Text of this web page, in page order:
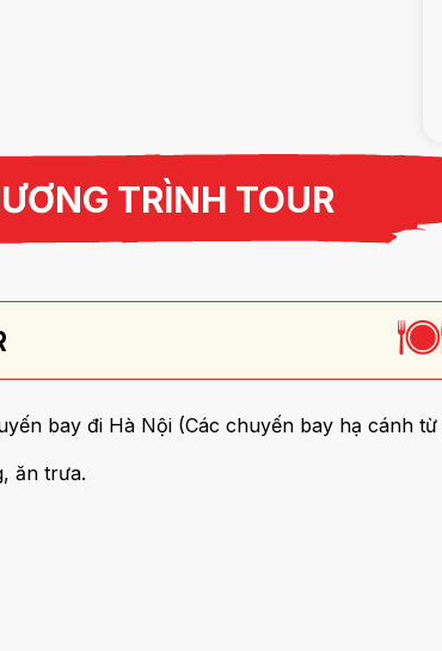
TRÌNH TOUR
bay đi Hà Nội (Các chuyến bay hạ cánh
ăn trưa.